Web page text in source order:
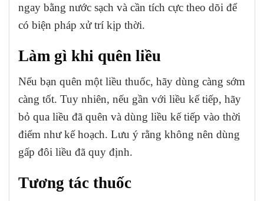
ngay bằng nước sạch và cần tích cực theo dõi để
có biện pháp xử trí kịp thời.
Làm gì khi quên liều
Nếu bạn quên một liều thuốc, hãy dùng càng sớm
càng tốt. Tuy nhiên, nếu gần với liều kế tiếp, hãy
bỏ qua liều đã quên và dùng liều kế tiếp vào thời
điểm như kế hoạch. Lưu ý rằng không nên dùng
gấp đôi liều đã quy định.
Tương tác thuốc